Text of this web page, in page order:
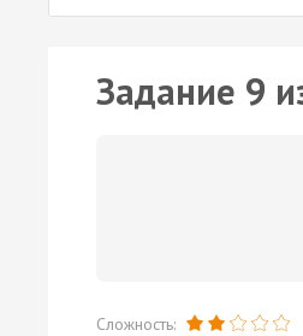
Задание 9
Сложность: